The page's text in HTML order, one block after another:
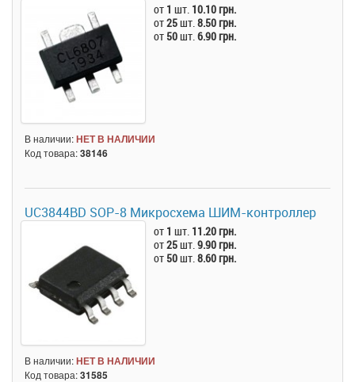
от 1 шт. 10.10 грн.
от25шт.8.50 грн.
от 50шт.6.90 грн.
В наличии:НЕТ В НАЛИЧИИ
Код товара:38146
UC3844BD SOP-8 Микросхема ШИМ-контроллер
от 1 шт. 11.20 грн.
от25шт.9.90 грн.
от 50шт.8.60 грн.
В наличии:НЕТ В НАЛИЧИИ
Код товара:31585